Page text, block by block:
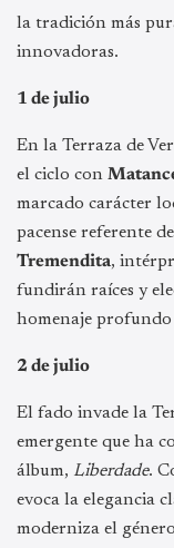
la tradición más
innovadoras.
1 de julio
En la Terraza de
el ciclo con
marcado carácter
pacense referente
Tremendita,
fundirán raíces y
homenaje
2 de julio
El fado invade la
emergente que ha
álbum, Liberdade.
evoca la elegancia
moderniza el